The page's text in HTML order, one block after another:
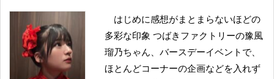
はじめに感想がまとまらないほどの
多彩な印象 つばきファクトリーの豫風
瑠乃ちゃん、バースデーイベントで、
ほとんどコーナーの企画などを入れず